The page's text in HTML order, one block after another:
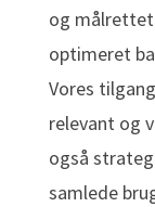
og målrettet
optimeret
Vores
relevant og
også
samlede